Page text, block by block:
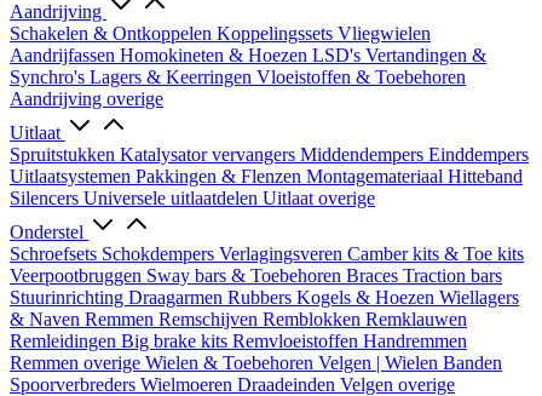
Aandrijving
Schakelen & Ontkoppelen Koppelingssets Vliegwielen
Aandrijfassen Homokineten & Hoezen LSD's Vertandingen &
Synchro's Lagers & Keerringen Vloeistoffen & Toebehoren
Aandrijving overige
Uitlaat
Spruitstukken Katalysator vervangers Middendempers Einddempers
Uitlaatsystemen Pakkingen & Flenzen Montagemateriaal Hitteband
Silencers Universele uitlaatdelen Uitlaat overige
Onderstel
Schroefsets Schokdempers Verlagingsveren Camber kits & Toe kits
Veerpootbruggen Sway bars & Toebehoren Braces Traction bars
Stuurinrichting Draagarmen Rubbers Kogels & Hoezen Wiellagers
& Naven Remmen Remschijven Remblokken Remklauwen
Remleidingen Big brake kits Remvloeistoffen Handremmen
Remmen overige Wielen & Toebehoren Velgen | Wielen Banden
Spoorverbreders Wielmoeren Draadeinden Velgen overige